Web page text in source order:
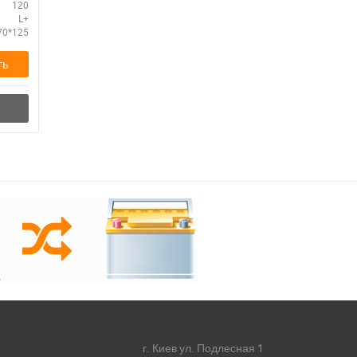
120
L+
г. Киев ул. Подлесная 1